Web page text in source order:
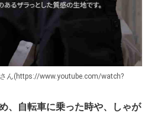
ん(https://www.youtube.com/watch?
、自転車に乗った時や、しゃが